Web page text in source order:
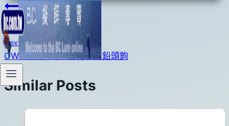
文
章
導
覽
Previous
OWNER DH-41 雙鉤
Next
OWNER JH-67 白帶專用鉛頭鉤
Similar Posts